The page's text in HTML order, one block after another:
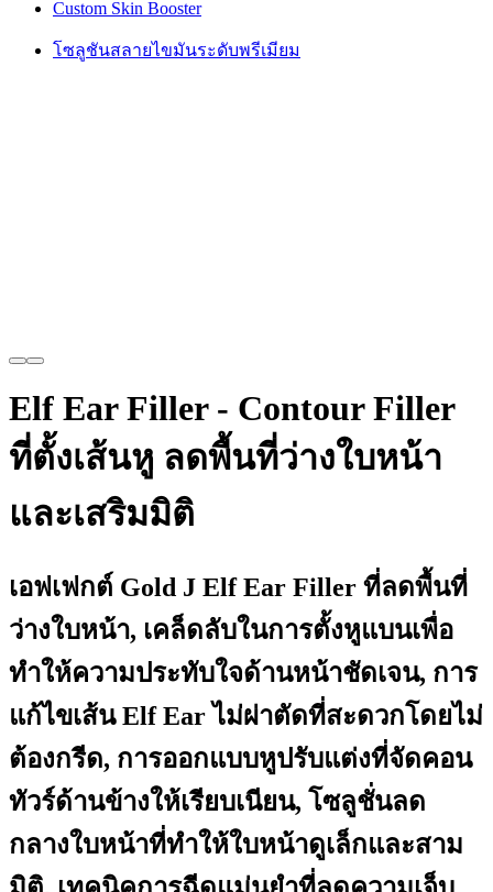
Custom Skin Booster
โซลูชันสลายไขมันระดับพรีเมียม
Elf Ear Filler - Contour Filler
ที่ตั้งเส้นหู ลดพื้นที่ว่างใบหน้า
และเสริมมิติ
เอฟเฟกต์ Gold J Elf Ear Filler ที่ลดพื้นที่
ว่างใบหน้า, เคล็ดลับในการตั้งหูแบนเพื่อ
ทำให้ความประทับใจด้านหน้าชัดเจน, การ
แก้ไขเส้น Elf Ear ไม่ผ่าตัดที่สะดวกโดยไม่
ต้องกรีด, การออกแบบหูปรับแต่งที่จัดคอน
ทัวร์ด้านข้างให้เรียบเนียน, โซลูชั่นลด
กลางใบหน้าที่ทำให้ใบหน้าดูเล็กและสาม